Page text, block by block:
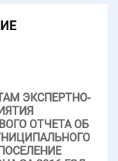
ЭКСПЕРТНО-
ОТЧЕТА ОБ